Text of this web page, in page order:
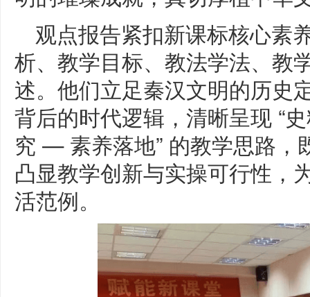
观点报告紧扣新课标核心素
析、教学目标、教法学法、教
述。他们立足秦汉文明的历史
背后的时代逻辑，清晰呈现
究 — 素养落地” 的教学思路，
凸显教学创新与实操可行性，
活范例。